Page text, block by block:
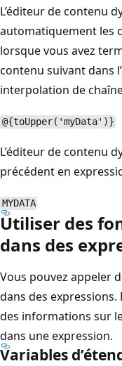
L’éditeur de contenu
automatiquement les
lorsque vous avez
contenu suivant dans
interpolation de
@{toUpper('myData')}
L’éditeur de contenu
précédent en
MYDATA
Utiliser des
dans des
Vous pouvez appeler
dans des
des informations sur
dans une expression.
Variables